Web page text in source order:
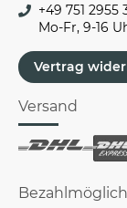
+49 751 2955
Mo-Fr, 9-16
Vertrag
Versand